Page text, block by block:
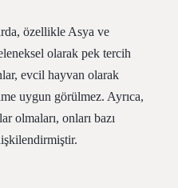
özellikle Asya ve
olarak pek tercih
evcil hayvan olarak
uygun görülmez. Ayrıca,
olmaları, onları bazı